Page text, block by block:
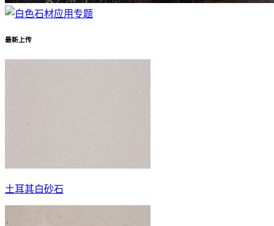
最新上传
土耳其白砂石